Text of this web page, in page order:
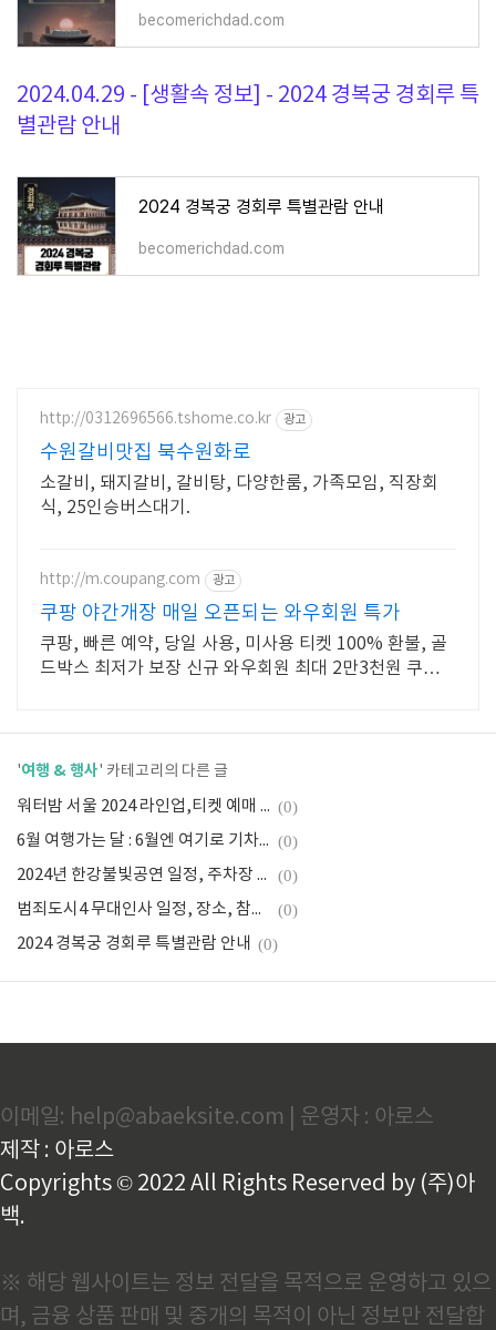
becomerichdad.com
2024.04.29 - [생활속 정보] - 2024 경복궁 경회루 특
별관람 안내
2024 경복궁 경회루 특별관람 안내
becomerichdad.com
http://0312696566.tshome.co.kr 광고
수원갈비맛집 북수원화로
소갈비, 돼지갈비, 갈비탕, 다양한룸, 가족모임, 직장회
식, 25인승버스대기.
http://m.coupang.com 광고
쿠팡 야간개장 매일 오픈되는 와우회원 특가
쿠팡, 빠른 예약, 당일 사용, 미사용 티켓 100% 환불, 골
드박스 최저가 보장 신규 와우회원 최대 2만3천원 쿠폰팩
'여행 & 행사' 카테고리의 다른 글
워터밤 서울 2024 라인업,티켓 예매 : 알아두어야 할 모든 정보! (0)
6월 여행가는 달 : 6월엔 여기로 기차여행 참여방법 및 여행지 소개 총정리 (0)
2024년 한강불빛공연 일정, 주차장 안내 : 한강 드론라이트쇼 1분 정리 (0)
범죄도시4 무대인사 일정, 장소, 참석배우 총정리 (0)
2024 경복궁 경회루 특별관람 안내 (0)
이메일: help@abaeksite.com | 운영자 : 아로스
제작 : 아로스
Copyrights © 2022 All Rights Reserved by (주)아
백.
※ 해당 웹사이트는 정보 전달을 목적으로 운영하고 있으
며, 금융 상품 판매 및 중개의 목적이 아닌 정보만 전달합